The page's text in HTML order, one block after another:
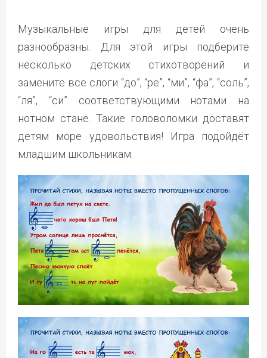
Музыкальные игры для детей очень
разнообразны. Для этой игры подберите
несколько детских стихотворений и
замените все слоги “до”, “ре”, “ми”, “фа”, “соль”,
“ля”, “си” соответствующими нотами на
нотном стане. Такие головоломки доставят
детям море удовольствия! Игра подойдёт
младшим школьникам.